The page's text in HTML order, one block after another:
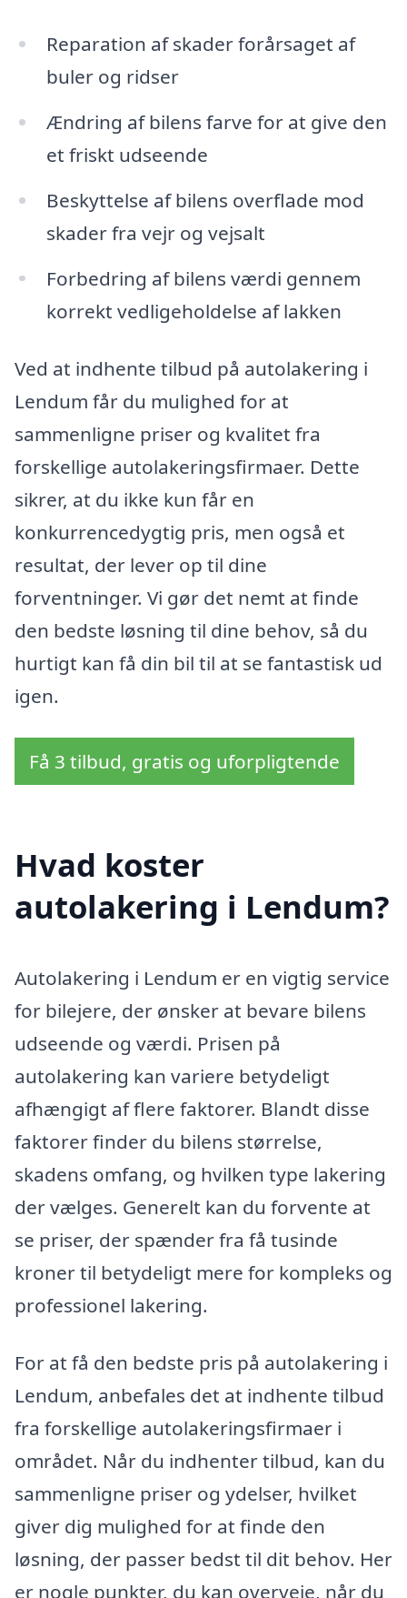
Reparation af skader forårsaget af
buler og ridser
Ændring af bilens farve for at give den
et friskt udseende
Beskyttelse af bilens overflade mod
skader fra vejr og vejsalt
Forbedring af bilens værdi gennem
korrekt vedligeholdelse af lakken
Ved at indhente tilbud på autolakering i
Lendum får du mulighed for at
sammenligne priser og kvalitet fra
forskellige autolakeringsfirmaer. Dette
sikrer, at du ikke kun får en
konkurrencedygtig pris, men også et
resultat, der lever op til dine
forventninger. Vi gør det nemt at finde
den bedste løsning til dine behov, så du
hurtigt kan få din bil til at se fantastisk ud
igen.
Få 3 tilbud, gratis og uforpligtende
Hvad koster
autolakering i Lendum?
Autolakering i Lendum er en vigtig service
for bilejere, der ønsker at bevare bilens
udseende og værdi. Prisen på
autolakering kan variere betydeligt
afhængigt af flere faktorer. Blandt disse
faktorer finder du bilens størrelse,
skadens omfang, og hvilken type lakering
der vælges. Generelt kan du forvente at
se priser, der spænder fra få tusinde
kroner til betydeligt mere for kompleks og
professionel lakering.
For at få den bedste pris på autolakering i
Lendum, anbefales det at indhente tilbud
fra forskellige autolakeringsfirmaer i
området. Når du indhenter tilbud, kan du
sammenligne priser og ydelser, hvilket
giver dig mulighed for at finde den
løsning, der passer bedst til dit behov. Her
er nogle punkter, du kan overveje, når du